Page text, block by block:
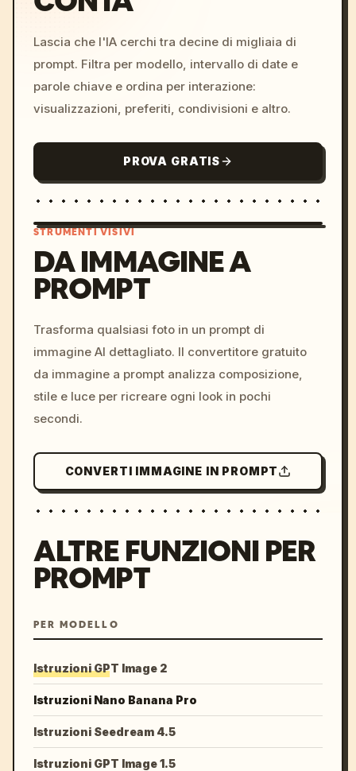
Lascia che l'IA cerchi tra decine di migliaia di
prompt. Filtra per modello, intervallo di date e
parole chiave e ordina per interazione:
visualizzazioni, preferiti, condivisioni e altro.
PROVA GRATIS
colors, 8k --v 6.0
STRUMENTI VISIVI
DA IMMAGINE A
PROMPT
Trasforma qualsiasi foto in un prompt di
immagine AI dettagliato. Il convertitore gratuito
da immagine a prompt analizza composizione,
stile e luce per ricreare ogni look in pochi
secondi.
CONVERTI IMMAGINE IN PROMPT
ALTRE FUNZIONI PER
PROMPT
PER MODELLO
Istruzioni GPT Image 2
Istruzioni Nano Banana Pro
Istruzioni Seedream 4.5
Istruzioni GPT Image 1.5